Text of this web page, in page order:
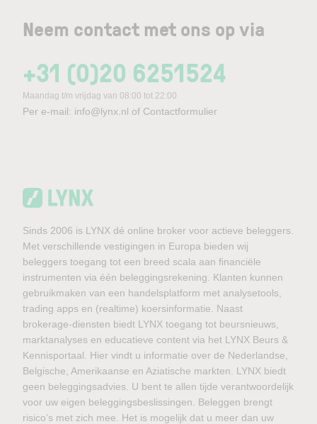
Neem contact met ons op via
+31 (0)20 6251524
Maandag t/m vrijdag van 08:00 tot 22:00
Per e-mail: info@lynx.nl of Contactformulier
Sinds 2006 is LYNX dé online broker voor actieve beleggers.
Met verschillende vestigingen in Europa bieden wij
beleggers toegang tot een breed scala aan financiële
instrumenten via één beleggingsrekening. Klanten kunnen
gebruikmaken van een handelsplatform met analysetools,
trading apps en (realtime) koersinformatie. Naast
brokerage-diensten biedt LYNX toegang tot beursnieuws,
marktanalyses en educatieve content via het LYNX Beurs &
Kennisportaal. Hier vindt u informatie over de Nederlandse,
Belgische, Amerikaanse en Aziatische markten. LYNX biedt
geen beleggingsadvies. U bent te allen tijde verantwoordelijk
voor uw eigen beleggingsbeslissingen. Beleggen brengt
risico’s met zich mee. Het is mogelijk dat u meer dan uw